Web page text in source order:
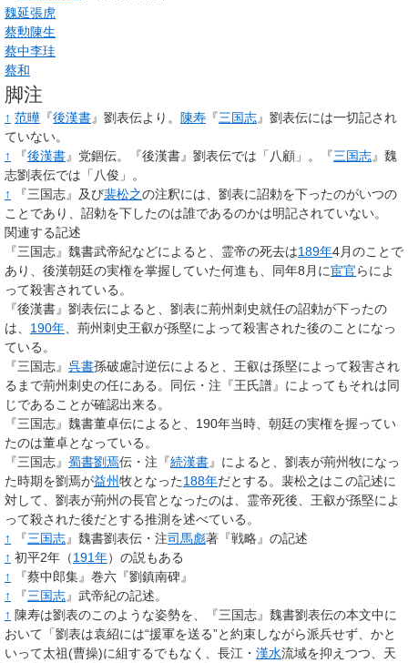
魏延
蔡勲
蔡中
蔡和
張虎
陳生
李珪
脚注
↑ 范曄 『後漢書』劉表伝より。 陳寿 『三国志』劉表伝には一切記され
ていない。
↑
『後漢書』党錮伝。『後漢書』劉表伝では「 八顧 」。『三国志』魏
志劉表伝では「 八俊 」。
↑
『三国志』及び裴松之の注釈には、劉表に詔勅を下ったのがいつの
ことであり、詔勅を下したのは誰であるのかは明記されていない。
関連する記述
『三国志』魏書武帝紀などによると、霊帝の死去は189年4月のことで
あり、後漢朝廷の実権を掌握していた何進も、同年8月に宦官らによ
って殺害されている。
『後漢書』劉表伝によると、劉表に荊州刺史就任の詔勅が下ったの
は、 190年、荊州刺史王叡が孫堅によって殺害された後のことになっ
ている。
『三国志』 呉書孫破慮討逆伝によると、王叡は孫堅によって殺害され
るまで荊州刺史の任にある。同伝・注『王氏譜』によってもそれは同
じであることが確認出来る。
『三国志』魏書董卓伝によると、190年当時、朝廷の実権を握ってい
たのは董卓となっている。
『三国志』 蜀書劉焉伝・注『続漢書』によると、劉表が荊州牧になっ
た時期を劉焉が益州牧となった188年だとする。裴松之はこの記述に
対して、劉表が荊州の長官となったのは、霊帝死後、王叡が孫堅によ
って殺された後だとする推測を述べている。
↑
『三国志』魏書劉表伝・注司馬彪著『戦略』の記述
↑ 初平2年（191年）の説もある
↑
『蔡中郎集』巻六『劉鎮南碑』
↑
『三国志』武帝紀の記述。
↑ 陳寿は劉表のこのような姿勢を、『三国志』魏書劉表伝の本文中に
おいて「劉表は袁紹には“援軍を送る”と約束しながら派兵せず、かと
いって太祖(曹操)に組するでもなく、長江・ 漢水流域を抑えつつ、天